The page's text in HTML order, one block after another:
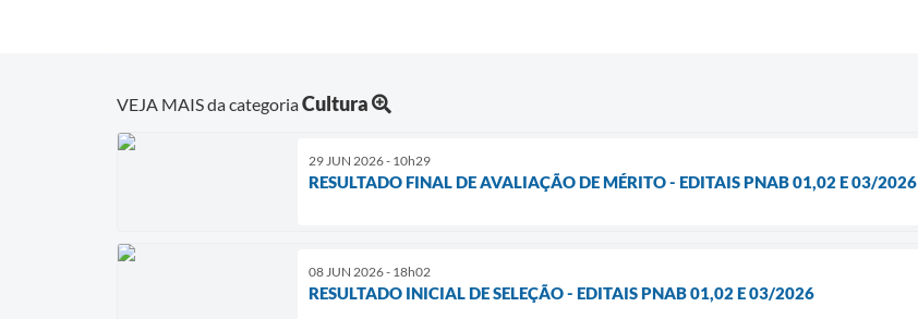
VEJA MAIS da categoriaCultura
29 JUN 2026 - 10h29
RESULTADO FINAL DE AVALIAÇÃO DE MÉRITO - EDITAIS PNAB 01,02 E 03/2026
08 JUN 2026 - 18h02
RESULTADO INICIAL DE SELEÇÃO - EDITAIS PNAB 01,02 E 03/2026